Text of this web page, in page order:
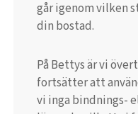
går igenom vilken
din bostad.
På Bettys är vi
fortsätter att
vi inga bindnings-